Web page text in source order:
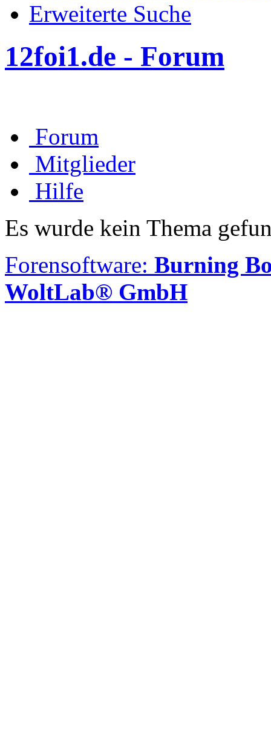
Erweiterte Suche
12foi1.de - Forum
Forum
Mitglieder
Hilfe
Es wurde kein Thema
Forensoftware: Burning
WoltLab® GmbH